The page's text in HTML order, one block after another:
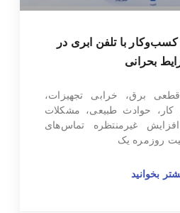
با تلفن ابری در
بحرانی
قطعی برق، خرابی تجهیزات،
کار، حوادث طبیعی، مشکلات
غیرمنتظره تماس‌های
روزمره یک
بخوانید